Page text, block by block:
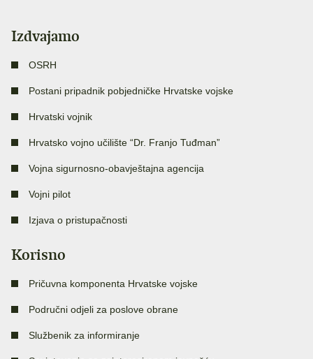
Izdvajamo
OSRH
Postani pripadnik pobjedničke Hrvatske vojske
Hrvatski vojnik
Hrvatsko vojno učilište “Dr. Franjo Tuđman”
Vojna sigurnosno-obavještajna agencija
Vojni pilot
Izjava o pristupačnosti
Korisno
Pričuvna komponenta Hrvatske vojske
Područni odjeli za poslove obrane
Službenik za informiranje